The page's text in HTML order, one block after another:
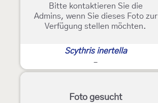
Bitte kontaktieren Sie die
Admins, wenn Sie dieses Foto zur
Verfügung stellen möchten.
Scythris inertella
-
Foto gesucht